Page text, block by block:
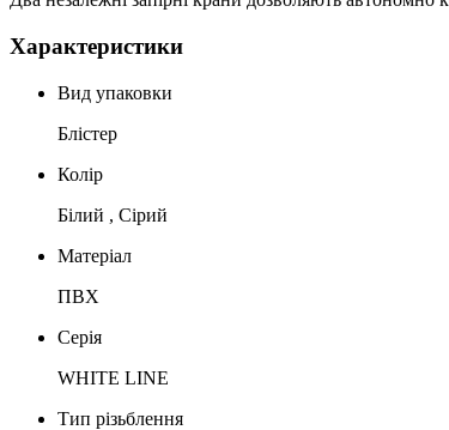
Характеристики
Вид упаковки
Блістер
Колір
Білий , Сірий
Матеріал
ПВХ
Серія
WHITE LINE
Тип різьблення